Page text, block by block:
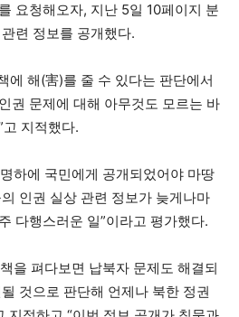
요청해오자, 지난 5일 10페이지 분
련 정보를 공개했다.
에 해(害)를 줄 수 있다는 판단에서
권 문제에 대해 아무것도 모르는 바
지적했다.
하에 국민에게 공개되었어야 마땅
인권 실상 관련 정보가 늦게나마
다행스러운 일”이라고 평가했다.
을 펴다보면 납북자 문제도 해결되
것으로 판단해 언제나 북한 정권